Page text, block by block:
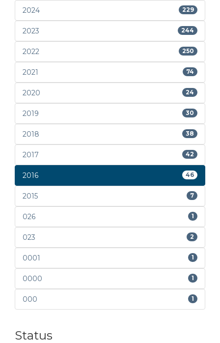
2024 229
2023 244
2022 250
2021 74
2020 24
2019 30
2018 38
2017 42
2016 46
2015 7
026 1
023 2
0001 1
0000 1
000 1
Status